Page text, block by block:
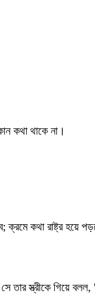
কথা থাকে না।
কথা রাষ্ট্র হয়ে
তার স্ত্রীকে গিয়ে